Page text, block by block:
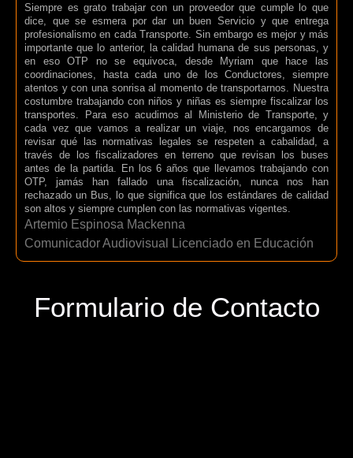
Siempre es grato trabajar con un proveedor que cumple lo que
dice, que se esmera por dar un buen Servicio y que entrega
profesionalismo en cada Transporte. Sin embargo es mejor y más
importante que lo anterior, la calidad humana de sus personas, y
en eso OTP no se equivoca, desde Myriam que hace las
coordinaciones, hasta cada uno de los Conductores, siempre
atentos y con una sonrisa al momento de transportarnos. Nuestra
costumbre trabajando con niños y niñas es siempre fiscalizar los
transportes. Para eso acudimos al Ministerio de Transporte, y
cada vez que vamos a realizar un viaje, nos encargamos de
revisar qué las normativas legales se respeten a cabalidad, a
través de los fiscalizadores en terreno que revisan los buses
antes de la partida. En los 6 años que llevamos trabajando con
OTP, jamás han fallado una fiscalización, nunca nos han
rechazado un Bus, lo que significa que los estándares de calidad
son altos y siempre cumplen con las normativas vigentes.
Artemio Espinosa Mackenna
Comunicador Audiovisual Licenciado en Educación
Formulario de Contacto